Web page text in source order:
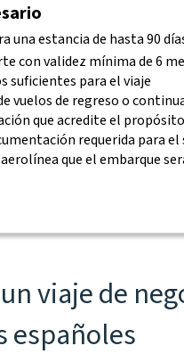
una estancia de hasta 90
con validez mínima de 6
suficientes para el viaje
vuelos de regreso o
que acredite el
requerida para
que el embarque
viaje de
españoles